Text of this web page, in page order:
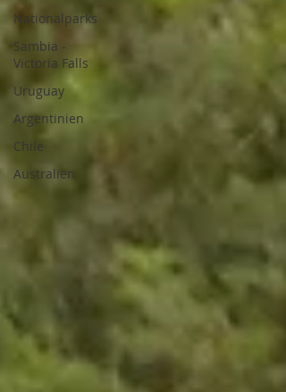
Nationalparks
Sambia -
Victoria Falls
Uruguay
Argentinien
Chile
Australien